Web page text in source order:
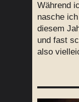
Während
nasche
diesem
und fast
also